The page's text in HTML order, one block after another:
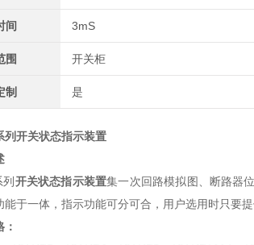
间 3mS
围 开关柜
制 是
列开关状态指示装置
开关状态指示装置集一次回路模拟图、断路器
能于一体，指示功能可分可合，用户选用时只要